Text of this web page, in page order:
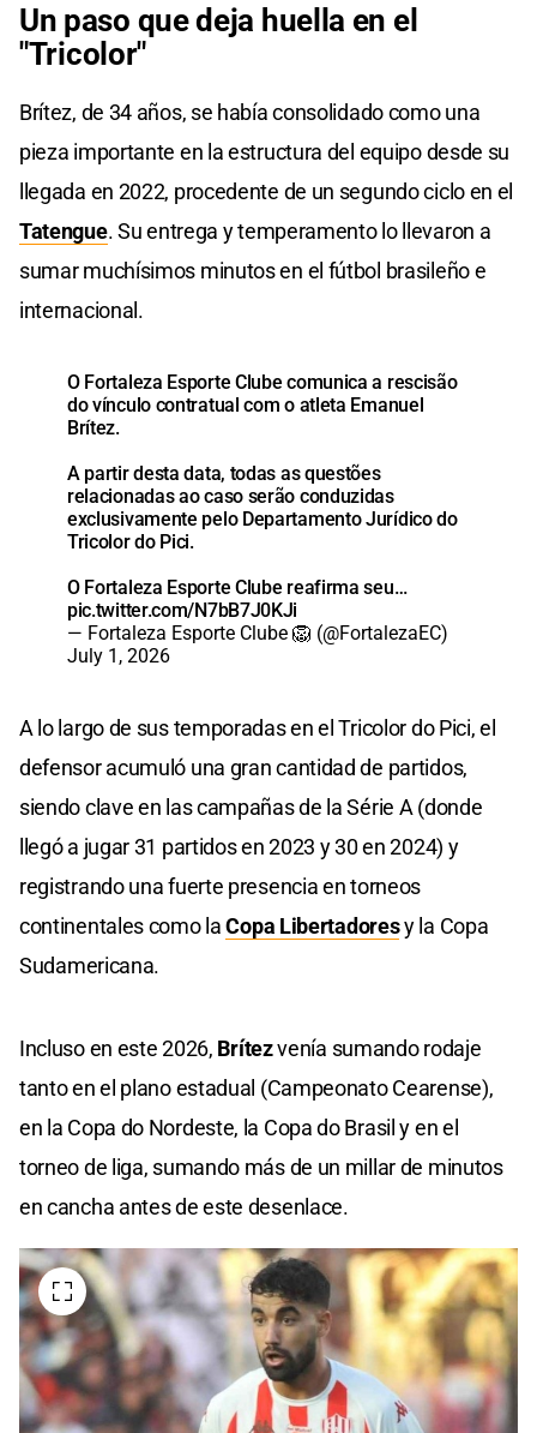
Un paso que deja huella en el
"Tricolor"
Brítez, de 34 años, se había consolidado como una
pieza importante en la estructura del equipo desde su
llegada en 2022, procedente de un segundo ciclo en el
Tatengue. Su entrega y temperamento lo llevaron a
sumar muchísimos minutos en el fútbol brasileño e
internacional.
O Fortaleza Esporte Clube comunica a rescisão
do vínculo contratual com o atleta Emanuel
Brítez.
A partir desta data, todas as questões
relacionadas ao caso serão conduzidas
exclusivamente pelo Departamento Jurídico do
Tricolor do Pici.
O Fortaleza Esporte Clube reafirma seu…
pic.twitter.com/N7bB7J0KJi
— Fortaleza Esporte Clube 🦁 (@FortalezaEC)
July 1, 2026
A lo largo de sus temporadas en el Tricolor do Pici, el
defensor acumuló una gran cantidad de partidos,
siendo clave en las campañas de la Série A (donde
llegó a jugar 31 partidos en 2023 y 30 en 2024) y
registrando una fuerte presencia en torneos
continentales como laCopa Libertadoresy la Copa
Sudamericana.
Incluso en este 2026, Brítezvenía sumando rodaje
tanto en el plano estadual (Campeonato Cearense),
en la Copa do Nordeste, la Copa do Brasil y en el
torneo de liga, sumando más de un millar de minutos
en cancha antes de este desenlace.